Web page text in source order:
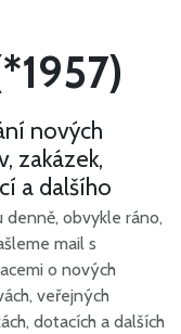
nových
zakázek,
a dalšího
denně, obvykle ráno,
mail s
o nových
veřejných
dotacích a dalších